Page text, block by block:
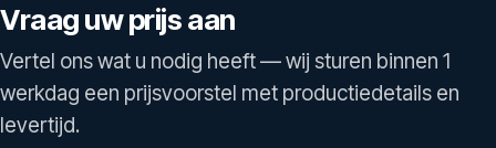
Vraag uw prijs aan
Vertel ons wat u nodig heeft — wij sturen binnen 1
werkdag een prijsvoorstel met productiedetails en
levertijd.